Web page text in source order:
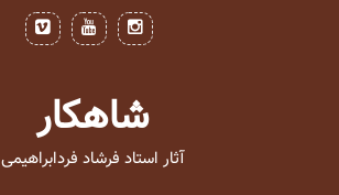
شاهکار
آثار استاد فرشاد فردابراهیمی